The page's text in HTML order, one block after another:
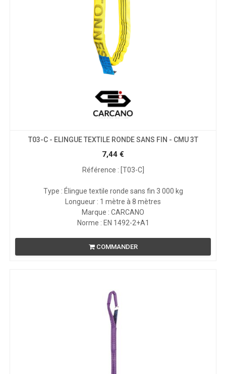
T03-C - ELINGUE TEXTILE RONDE SANS FIN - CMU 3T
7,44 €
Référence : [T03-C]
Type : Élingue textile ronde sans fin 3 000 kg
Longueur : 1 mètre à 8 mètres
Marque : CARCANO
Norme : EN 1492-2+A1
COMMANDER